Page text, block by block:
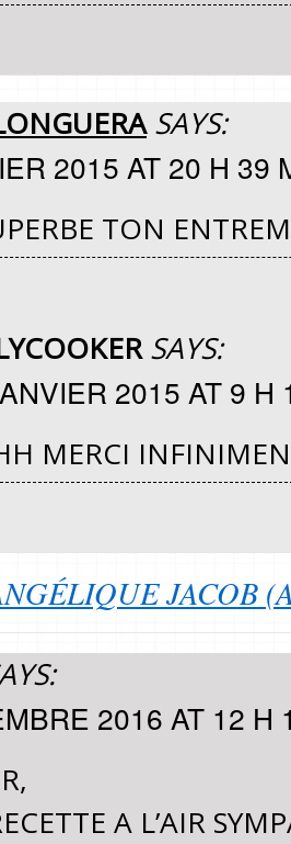
SAYS:
2015 AT 20 H 39
TON
SAYS:
2015 AT 9 H
MERCI
JACOB
2016 AT 12 H
A L’AIR